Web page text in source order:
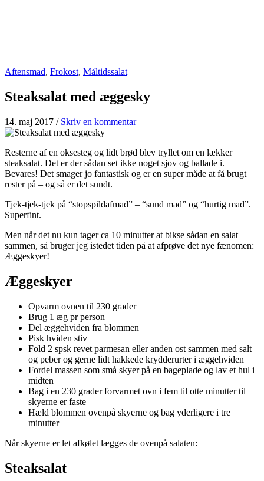
Aftensmad, Frokost, Måltidssalat
Steaksalat med æggesky
14. maj 2017 / Skriv en kommentar
Resterne af en oksesteg og lidt brød blev tryllet om en lækker
steaksalat. Det er der sådan set ikke noget sjov og ballade i.
Bevares! Det smager jo fantastisk og er en super måde at få brugt
rester på – og så er det sundt.
Tjek-tjek-tjek på “stopspildafmad” – “sund mad” og “hurtig mad”.
Superfint.
Men når det nu kun tager ca 10 minutter at bikse sådan en salat
sammen, så bruger jeg istedet tiden på at afprøve det nye fænomen:
Æggeskyer!
Æggeskyer
Opvarm ovnen til 230 grader
Brug 1 æg pr person
Del æggehviden fra blommen
Pisk hviden stiv
Fold 2 spsk revet parmesan eller anden ost sammen med salt
og peber og gerne lidt hakkede krydderurter i æggehviden
Fordel massen som små skyer på en bageplade og lav et hul i
midten
Bag i en 230 grader forvarmet ovn i fem til otte minutter til
skyerne er faste
Hæld blommen ovenpå skyerne og bag yderligere i tre
minutter
Når skyerne er let afkølet lægges de ovenpå salaten:
Steaksalat